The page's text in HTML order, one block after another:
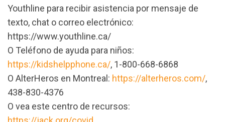
Youthline para recibir asistencia por mensaje de
texto, chat o correo electrónico:
https://www.youthline.ca/
O Teléfono de ayuda para niños:
https://kidshelpphone.ca/, 1-800-668-6868
O AlterHeros en Montreal: https://alterheros.com/,
438-830-4376
O vea este centro de recursos: